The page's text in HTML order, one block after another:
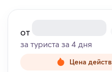
от
за туриста за 4 дня
Цена